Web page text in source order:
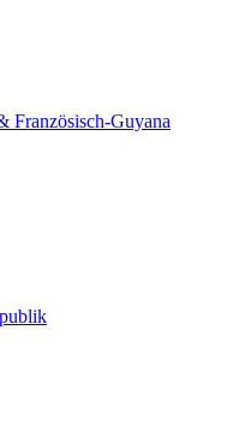
Französisch-Guyana